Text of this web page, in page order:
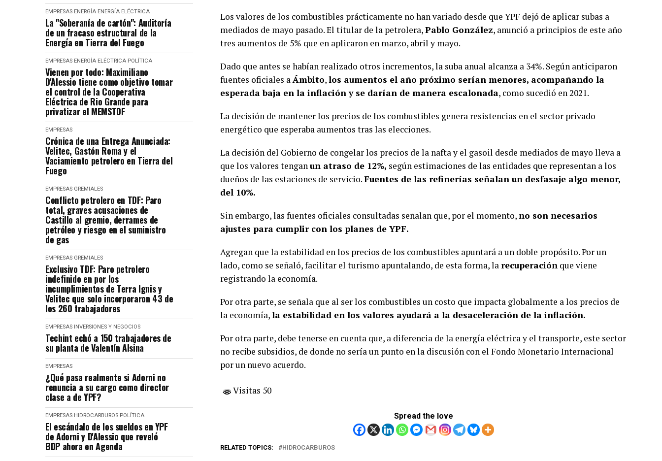
EMPRESAS ENERGÍA ENERGÍA ELÉCTRICA
La "Soberanía de cartón": Auditoría
de un fracaso estructural de la
Energía en Tierra del Fuego
EMPRESAS ENERGÍA ELÉCTRICA POLÍTICA
Vienen por todo: Maximiliano
D'Alessio tiene como objetivo tomar
el control de la Cooperativa
Eléctrica de Rio Grande para
privatizar el MEMSTDF
EMPRESAS
Crónica de una Entrega Anunciada:
Velitec, Gastón Roma y el
Vaciamiento petrolero en Tierra del
Fuego
EMPRESAS GREMIALES
Conflicto petrolero en TDF: Paro
total, graves acusaciones de
Castillo al gremio, derrames de
petróleo y riesgo en el suministro
de gas
EMPRESAS GREMIALES
Exclusivo TDF: Paro petrolero
indefinido en por los
incumplimientos de Terra Ignis y
Velitec que solo incorporaron 43 de
los 260 trabajadores
EMPRESAS INVERSIONES Y NEGOCIOS
Techint echó a 150 trabajadores de
su planta de Valentín Alsina
EMPRESAS
¿Qué pasa realmente si Adorni no
renuncia a su cargo como director
clase a de YPF?
EMPRESAS HIDROCARBUROS POLÍTICA
El escándalo de los sueldos en YPF
de Adorni y D'Alessio que reveló
BDP ahora en Agenda
Los valores de los combustibles prácticamente no han variado desde que YPF dejó de aplicar subas a
mediados de mayo pasado. El titular de la petrolera,Pablo González, anunció a principios de este año
tres aumentos de 5% que en aplicaron en marzo, abril y mayo.
Dado que antes se habían realizado otros incrementos, la suba anual alcanza a 34%. Según anticiparon
fuentes oficiales aÁmbito,los aumentos el año próximo serían menores, acompañando la
esperada baja en la inflación y se darían de manera escalonada, como sucedió en 2021.
La decisión de mantener los precios de los combustibles genera resistencias en el sector privado
energético que esperaba aumentos tras las elecciones.
La decisión del Gobierno de congelar los precios de la nafta y el gasoil desde mediados de mayo lleva a
que los valores tenganun atraso de 12%, según estimaciones de las entidades que representan a los
dueños de las estaciones de servicio.Fuentes de las refinerías señalan un desfasaje algo menor,
del 10%.
Sin embargo, las fuentes oficiales consultadas señalan que, por el momento,no son necesarios
ajustes para cumplir con los planes de YPF.
Agregan que la estabilidad en los precios de los combustibles apuntará a un doble propósito. Por un
lado, como se señaló, facilitar el turismo apuntalando, de esta forma, larecuperación que viene
registrando la economía.
Por otra parte, se señala que al ser los combustibles un costo que impacta globalmente a los precios de
la economía,la estabilidad en los valores ayudará a la desaceleración de la inflación.
Por otra parte, debe tenerse en cuenta que, a diferencia de la energía eléctrica y el transporte, este sector
no recibe subsidios, de donde no sería un punto en la discusión con el Fondo Monetario Internacional
por un nuevo acuerdo.
Visitas 50
Spread the love
RELATED TOPICS: HIDROCARBUROS